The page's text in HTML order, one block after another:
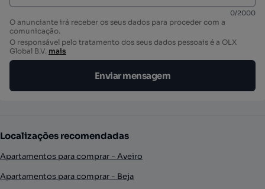
0/2000
O anunciante irá receber os seus dados para proceder com a
comunicação.
O responsável pelo tratamento dos seus dados pessoais é a OLX
Global B.V. mais
Enviar mensagem
Localizações recomendadas
Apartamentos para comprar - Aveiro
Apartamentos para comprar - Beja